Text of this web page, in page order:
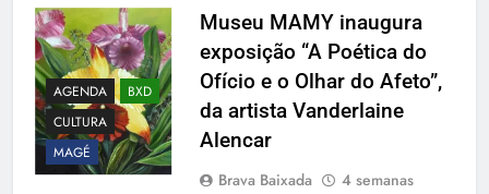
AGENDA
BXD
CULTURA
MAGÉ
Museu MAMY inaugura
exposição “A Poética do
Ofício e o Olhar do Afeto”,
da artista Vanderlaine
Alencar
Brava Baixada
4 semanas